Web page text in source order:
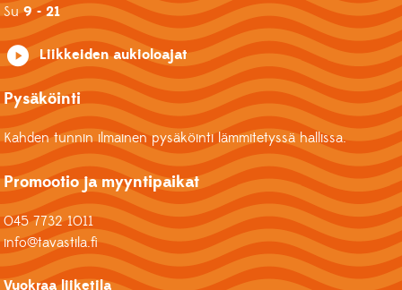
Su9 - 21
Liikkeiden aukioloajat
Pysäköinti
Kahden tunnin ilmainen pysäköinti lämmitetyssä hallissa.
Promootio ja myyntipaikat
045 7732 1011
info@tavastila.fi
Vuokraa liiketila